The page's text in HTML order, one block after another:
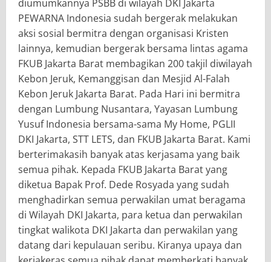
diumumkannya PSBB di wilayah DKI Jakarta
PEWARNA Indonesia sudah bergerak melakukan
aksi sosial bermitra dengan organisasi Kristen
lainnya, kemudian bergerak bersama lintas agama
FKUB Jakarta Barat membagikan 200 takjil diwilayah
Kebon Jeruk, Kemanggisan dan Mesjid Al-Falah
Kebon Jeruk Jakarta Barat. Pada Hari ini bermitra
dengan Lumbung Nusantara, Yayasan Lumbung
Yusuf Indonesia bersama-sama My Home, PGLII
DKI Jakarta, STT LETS, dan FKUB Jakarta Barat. Kami
berterimakasih banyak atas kerjasama yang baik
semua pihak. Kepada FKUB Jakarta Barat yang
diketua Bapak Prof. Dede Rosyada yang sudah
menghadirkan semua perwakilan umat beragama
di Wilayah DKI Jakarta, para ketua dan perwakilan
tingkat walikota DKI Jakarta dan perwakilan yang
datang dari kepulauan seribu. Kiranya upaya dan